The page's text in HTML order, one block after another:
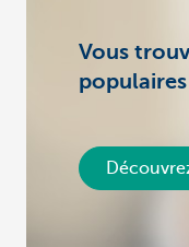
Vous
populaires